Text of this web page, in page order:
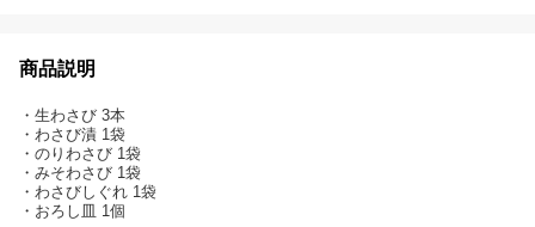
商品説明
・生わさび 3本
・わさび漬 1袋
・のりわさび 1袋
・みそわさび 1袋
・わさびしぐれ 1袋
・おろし皿 1個